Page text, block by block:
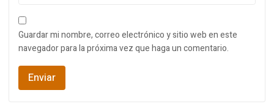
Guardar mi nombre, correo electrónico y sitio web en este
navegador para la próxima vez que haga un comentario.